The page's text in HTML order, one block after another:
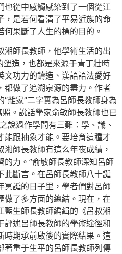
也從中感觸感染到了一個從江
，是若何看清了平易近族的命
果斷了人生的標的目的。
湘師長教師，他學術生活的出
塑造，也都是來源于青丁壯時
文功力的鑄造、漢語語法愛好
都做了追溯泉源的盡力。作者
雜家”二字實為呂師長教師身為
。說話學家俞敏師長教師也已
說過作學問有三難：學、識、
能跟抽象才能。要培育這種才
師長教師有這么年夜成績，
力。”俞敏師長教師深知呂師
此斷言。在呂師長教師八十誕
冥誕的日子里，學者們對呂師
做了多方面的總結。現在，在
藍生師長教師編緝的《呂叔湘
評述呂師長教師的學術途徑和
時期承前啟後的實際結果。這
著重于生平的呂師長教師列傳